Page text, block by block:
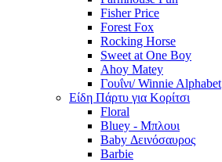
Fisher Price
Forest Fox
Rocking Horse
Sweet at One Boy
Ahoy Matey
Γουΐνι/ Winnie Alphabet
Είδη Πάρτυ για Κορίτσι
Floral
Bluey - Μπλουι
Baby Δεινόσαυρος
Barbie